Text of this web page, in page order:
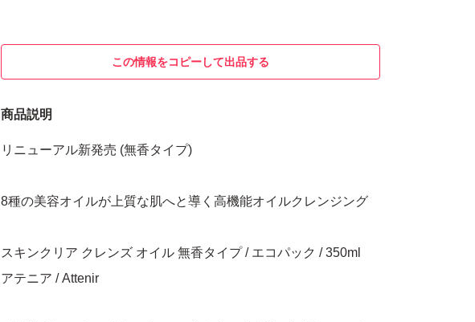
この情報をコピーして出品する
商品説明
リニューアル新発売 (無香タイプ)
8種の美容オイルが上質な肌へと導く高機能オイルクレンジング
スキンクリア クレンズ オイル 無香タイプ / エコパック / 350ml
アテニア / Attenir